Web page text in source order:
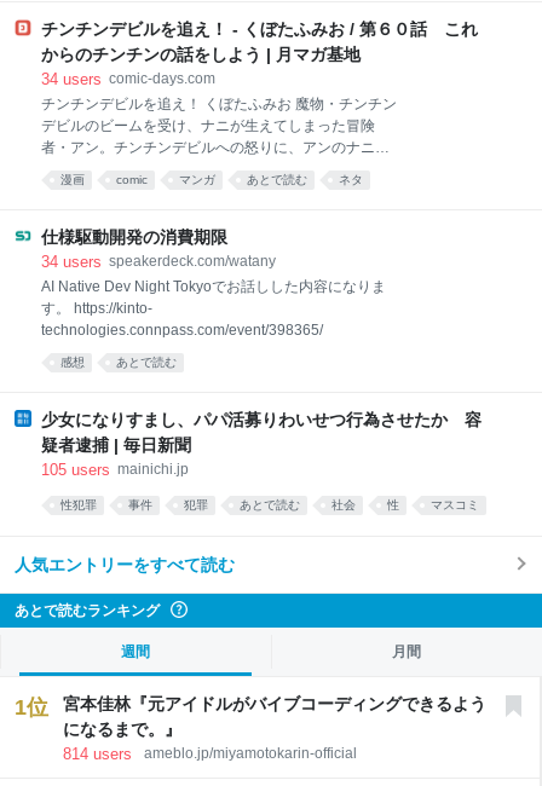
【画像】こわっ!「サパー」する島二郎を赤い目で見つ
めるセイレーン 映画で重要なキャラクターである島二
郎役の最上はアクションシーンについて「セイレーン
面白いだろうなと思って演じました。水中でぶくぶく
言いながら戦うシーンは、普段なら水中のシーンは口
を触ったりしますが、今回はもっと島二郎っぽいのが
いいのかなと思って、家で練習したりしました。いろ
あるので、その分気合も入
チンチンデビルを追え！ - くぼたふみお / 第６０話 これ
からのチンチンの話をしよう | 月マガ基地
34 users comic-days.com
チンチンデビルを追え！ くぼたふみお 魔物・チンチン
デビルのビームを受け、ナニが生えてしまった冒険
者・アン。チンチンデビルへの怒りに、アンのナニも
イキリたつ！激ヤバ☆ファンタジーコメディ開幕！
漫画 comic マンガ あとで読む ネタ
仕様駆動開発の消費期限
34 users speakerdeck.com/watany
AI Native Dev Night Tokyoでお話しした内容になりま
す。 https://kinto-
technologies.connpass.com/event/398365/
感想 あとで読む
少女になりすまし、パパ活募りわいせつ行為させたか 容
疑者逮捕 | 毎日新聞
105 users mainichi.jp
性犯罪 事件 犯罪 あとで読む 社会 性 マスコミ
人気エントリーをすべて読む
あとで読むランキング
週間 月間
1位
宮本佳林『元アイドルがバイブコーディングできるよう
になるまで。』
814 users ameblo.jp/miyamotokarin-official